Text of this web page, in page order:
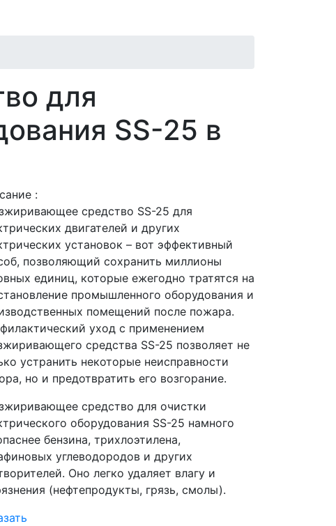
для
SS-25 в
:
средство SS-25 для
двигателей и других
установок – вот эффективный
позволяющий сохранить миллионы
единиц, которые ежегодно тратятся на
промышленного оборудования и
помещений после пожара.
уход с применением
средства SS-25 позволяет не
устранить некоторые неисправности
но и предотвратить его возгорание.
средство для очистки
оборудования SS-25 намного
бензина, трихлоэтилена,
углеводородов и других
Оно легко удаляет влагу и
(нефтепродукты, грязь, смолы).